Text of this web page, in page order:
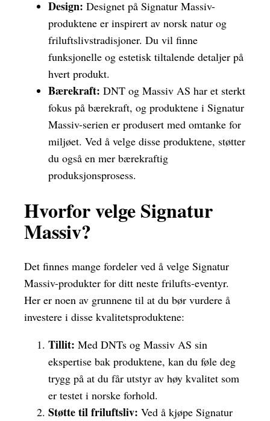
Design: Designet på Signatur Massiv-
produktene er inspirert av norsk natur og
friluftslivstradisjoner. Du vil finne
funksjonelle og estetisk tiltalende detaljer på
hvert produkt.
Bærekraft: DNT og Massiv AS har et sterkt
fokus på bærekraft, og produktene i Signatur
Massiv-serien er produsert med omtanke for
miljøet. Ved å velge disse produktene, støtter
du også en mer bærekraftig
produksjonsprosess.
Hvorfor velge Signatur
Massiv?
Det finnes mange fordeler ved å velge Signatur
Massiv-produkter for ditt neste frilufts-eventyr.
Her er noen av grunnene til at du bør vurdere å
investere i disse kvalitetsproduktene:
Tillit: Med DNTs og Massiv AS sin
ekspertise bak produktene, kan du føle deg
trygg på at du får utstyr av høy kvalitet som
er testet i norske forhold.
Støtte til friluftsliv: Ved å kjøpe Signatur